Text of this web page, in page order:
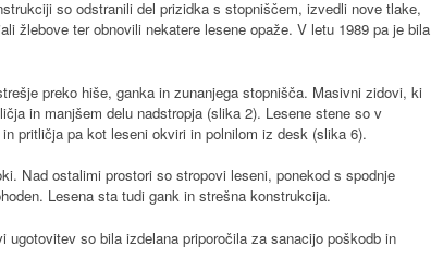
so odstranili del prizidka s stopniščem, izvedli nove tlake,
žlebove ter obnovili nekatere lesene opaže. V letu 1989 pa je bila
preko hiše, ganka in zunanjega stopnišča. Masivni zidovi, ki
in manjšem delu nadstropja (slika 2). Lesene stene so v
pritličja pa kot leseni okviri in polnilom iz desk (slika 6).
Nad ostalimi prostori so stropovi leseni, ponekod s spodnje
Lesena sta tudi gank in strešna konstrukcija.
so bila izdelana priporočila za sanacijo poškodb in